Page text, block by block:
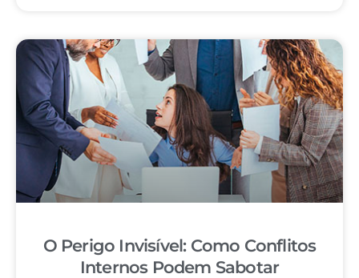
O Perigo Invisível: Como Conflitos
Internos Podem Sabotar